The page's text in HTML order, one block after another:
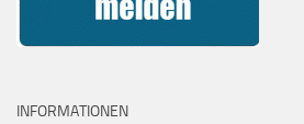
INFORMATIONEN